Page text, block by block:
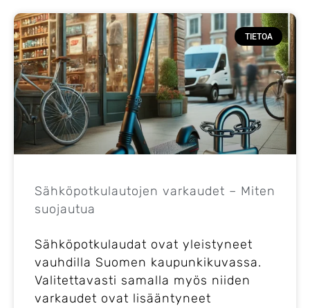
TIETOA
Sähköpotkulautojen varkaudet – Miten
suojautua
Sähköpotkulaudat ovat yleistyneet
vauhdilla Suomen kaupunkikuvassa.
Valitettavasti samalla myös niiden
varkaudet ovat lisääntyneet